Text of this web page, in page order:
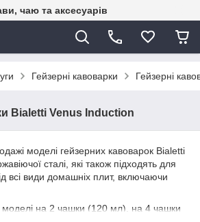
чаю та аксесуарів
Гейзерні кавоварки Гейзерні
Bialetti Venus Induction
моделі гейзерних кавоварок Bialetti
сталі, які також підходять для
всі види домашніх плит, включаючи
моделі на 2 чашки (120 мл), на 4 чашки